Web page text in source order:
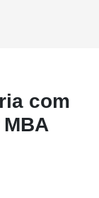
com